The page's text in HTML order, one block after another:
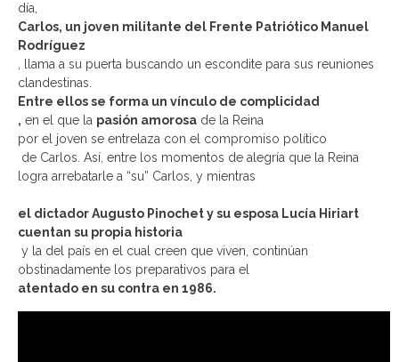
día,
Carlos, un joven militante del Frente Patriótico Manuel
Rodríguez
, llama a su puerta buscando un escondite para sus reuniones
clandestinas.
Entre ellos se forma un vínculo de complicidad
, en el que la pasión amorosa de la Reina
por el joven se entrelaza con el compromiso político
de Carlos. Así, entre los momentos de alegría que la Reina
logra arrebatarle a “su” Carlos, y mientras
el dictador Augusto Pinochet y su esposa Lucía Hiriart
cuentan su propia historia
y la del país en el cual creen que viven, continúan
obstinadamente los preparativos para el
atentado en su contra en 1986.